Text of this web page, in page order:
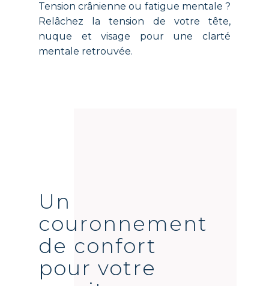
Tension crânienne ou fatigue mentale ?
Relâchez la tension de votre tête,
nuque et visage pour une clarté
mentale retrouvée.
Un
couronnement
de confort
pour votre